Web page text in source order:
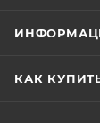
КАК